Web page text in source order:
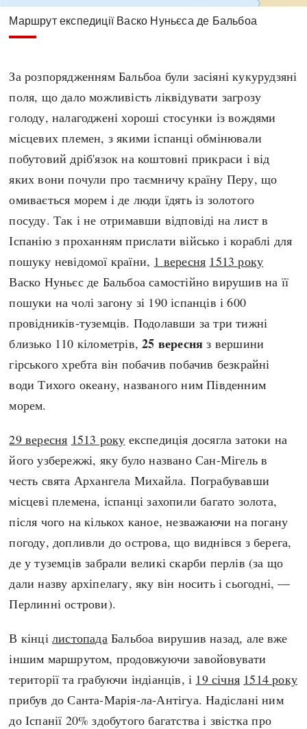
Маршрут експедиції Васко Нуньєса де Бальбоа
За розпорядженням Бальбоа були засіяні кукурудзяні
поля, що дало можливість ліквідувати загрозу
голоду, налагоджені хороші стосунки із вождями
місцевих племен, з якими іспанці обмінювали
побутовий дріб'язок на коштовні прикраси і від
яких вони почули про таємничу країну Перу, що
омивається морем і де люди їдять із золотого
посуду. Так і не отримавши відповіді на лист в
Іспанію з проханням прислати військо і кораблі для
пошуку невідомої країни, 1 вересня 1513 року
Васко Нуньєс де Бальбоа самостійно вирушив на її
пошуки на чолі загону зі 190 іспанців і 600
провідників-туземців. Подолавши за три тижні
близько 110 кілометрів,25 вересня з вершини
гірського хребта він побачив побачив безкрайні
води Тихого океану, названого ним Південним
морем.
29 вересня 1513 року експедиція досягла затоки на
його узбережжі, яку було названо Сан-Мігель в
честь свята Архангела Михайла. Пограбувавши
місцеві племена, іспанці захопили багато золота,
після чого на кількох каное, незважаючи на погану
погоду, допливли до острова, що виднівся з берега,
де у туземців забрали великі скарби перлів (за що
дали назву архіпелагу, яку він носить і сьогодні, —
Перлинні острови).
В кінцілистопада Бальбоа вирушив назад, але вже
іншим маршрутом, продовжуючи завойовувати
території та грабуючи індіанців, і 19 січня 1514 року
прибув до Санта-Марія-ла-Антігуа. Надіслані ним
до Іспанії 20% здобутого багатства і звістка про